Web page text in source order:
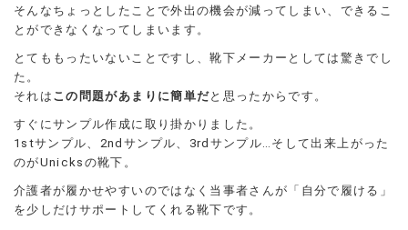
そんなちょっとしたことで外出の機会が減ってしまい、できるこ
とができなくなってしまいます。
とてももったいないことですし、靴下メーカーとしては驚きでし
た。
それは この問題があまりに簡単だと思ったからです。
すぐにサンプル作成に取り掛かりました。
1stサンプル、2ndサンプル、3rdサンプル…そして出来上がった
のがUnicksの靴下。
介護者が履かせやすいのではなく当事者さんが「自分で履ける」
を少しだけサポートしてくれる靴下です。